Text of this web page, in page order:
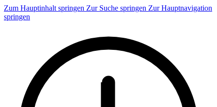
Zum Hauptinhalt springen Zur Suche springen Zur Hauptnavigation
springen